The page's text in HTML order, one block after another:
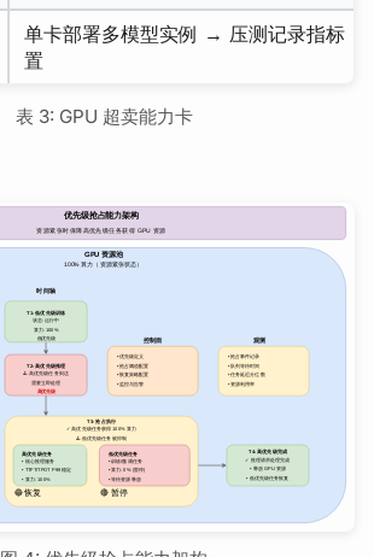
单卡部署多模型实例 → 压测记录指标 →
置
表 3: GPU 超卖能力卡